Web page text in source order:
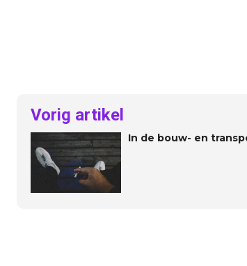
Vorig artikel
In de bouw- en